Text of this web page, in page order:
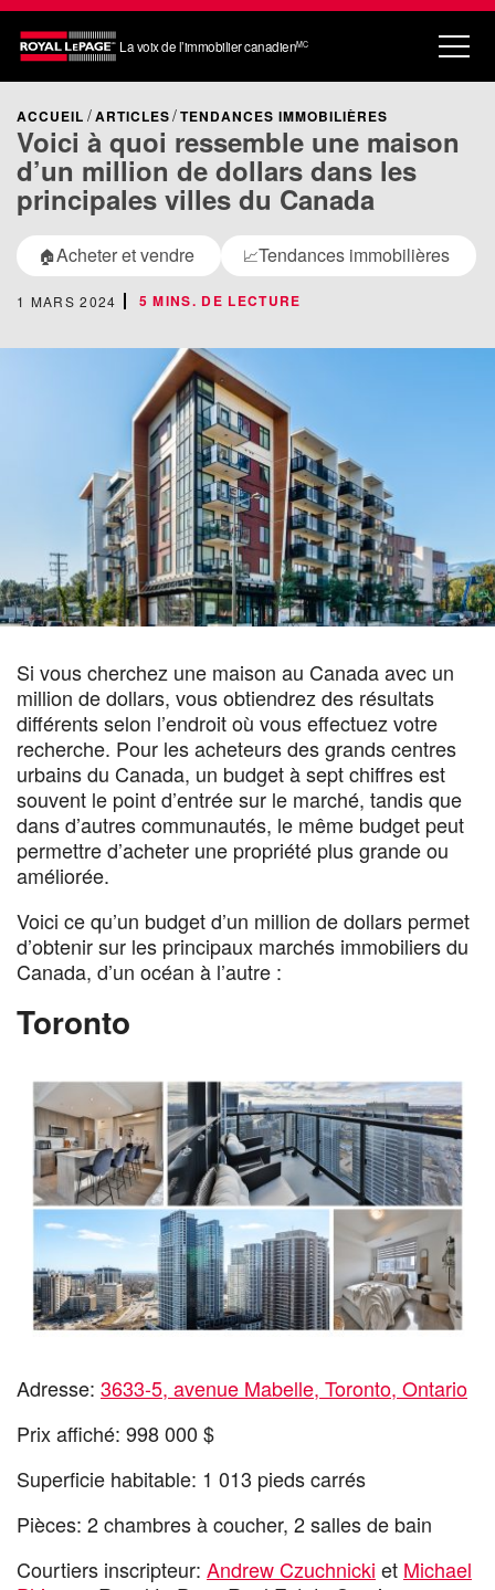
La voix de l’immobilier canadienMC
ACCUEIL ARTICLES TENDANCES IMMOBILIÈRES
Voici à quoi ressemble une maison
d’un million de dollars dans les
principales villes du Canada
🏠Acheter et vendre 📈Tendances immobilières
1 MARS 2024 5 MINS. DE LECTURE
Si vous cherchez une maison au Canada avec un
million de dollars, vous obtiendrez des résultats
différents selon l’endroit où vous effectuez votre
recherche. Pour les acheteurs des grands centres
urbains du Canada, un budget à sept chiffres est
souvent le point d’entrée sur le marché, tandis que
dans d’autres communautés, le même budget peut
permettre d’acheter une propriété plus grande ou
améliorée.
Voici ce qu’un budget d’un million de dollars permet
d’obtenir sur les principaux marchés immobiliers du
Canada, d’un océan à l’autre :
Toronto
Adresse: 3633-5, avenue Mabelle, Toronto, Ontario
Prix affiché: 998 000 $
Superficie habitable: 1 013 pieds carrés
Pièces: 2 chambres à coucher, 2 salles de bain
Courtiers inscripteur: Andrew Czuchnicki et Michael